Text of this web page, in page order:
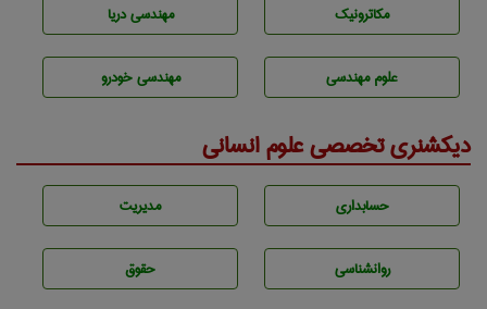
مکاترونیک مهندسی دریا
علوم مهندسی مهندسی خودرو
دیکشنری تخصصی علوم انسانی
حسابداری مديريت
روانشناسی حقوق